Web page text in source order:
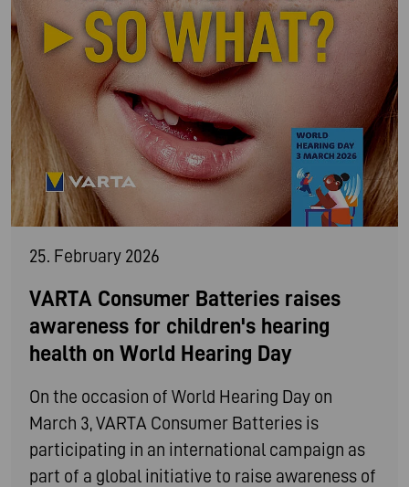
25. February 2026
VARTA Consumer Batteries raises
awareness for children's hearing
health on World Hearing Day
On the occasion of World Hearing Day on
March 3, VARTA Consumer Batteries is
participating in an international campaign as
part of a global initiative to raise awareness of